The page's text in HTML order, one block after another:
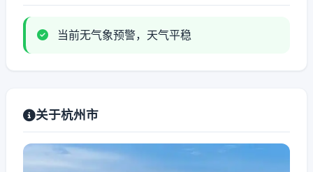
当前无气象预警，天气平稳
关于杭州市